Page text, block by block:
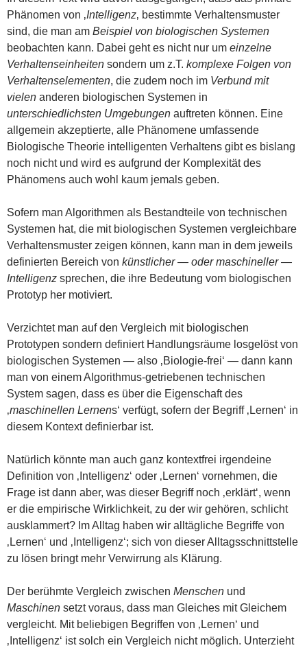
Phänomen von ‚Intelligenz‚ bestimmte Verhaltensmuster
sind, die man am Beispiel von biologischen Systemen
beobachten kann. Dabei geht es nicht nur um einzelne
Verhaltenseinheiten sondern um z.T. komplexe Folgen von
Verhaltenselementen, die zudem noch im Verbund mit
vielen anderen biologischen Systemen in
unterschiedlichsten Umgebungen auftreten können. Eine
allgemein akzeptierte, alle Phänomene umfassende
Biologische Theorie intelligenten Verhaltens gibt es bislang
noch nicht und wird es aufgrund der Komplexität des
Phänomens auch wohl kaum jemals geben.
Sofern man Algorithmen als Bestandteile von technischen
Systemen hat, die mit biologischen Systemen vergleichbare
Verhaltensmuster zeigen können, kann man in dem jeweils
definierten Bereich von künstlicher — oder maschineller —
Intelligenz sprechen, die ihre Bedeutung vom biologischen
Prototyp her motiviert.
Verzichtet man auf den Vergleich mit biologischen
Prototypen sondern definiert Handlungsräume losgelöst von
biologischen Systemen — also ‚Biologie-frei‘ — dann kann
man von einem Algorithmus-getriebenen technischen
System sagen, dass es über die Eigenschaft des
‚maschinellen Lernens‘ verfügt, sofern der Begriff ‚Lernen‘ in
diesem Kontext definierbar ist.
Natürlich könnte man auch ganz kontextfrei irgendeine
Definition von ‚Intelligenz‘ oder ‚Lernen‘ vornehmen, die
Frage ist dann aber, was dieser Begriff noch ‚erklärt‘, wenn
er die empirische Wirklichkeit, zu der wir gehören, schlicht
ausklammert? Im Alltag haben wir alltägliche Begriffe von
‚Lernen‘ und ‚Intelligenz‘; sich von dieser Alltagsschnittstelle
zu lösen bringt mehr Verwirrung als Klärung.
Der berühmte Vergleich zwischen Menschen und
Maschinen setzt voraus, dass man Gleiches mit Gleichem
vergleicht. Mit beliebigen Begriffen von ‚Lernen‘ und
‚Intelligenz‘ ist solch ein Vergleich nicht möglich. Unterzieht